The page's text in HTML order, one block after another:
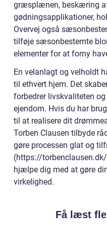
græsplænen, beskæring
gødningsapplikationer,
Overvej også
tilføje sæsonbestemte
elementer for at forny
En velanlagt og velholdt
til ethvert hjem. Det
forbedrer livskvaliteten
ejendom. Hvis du har
til at realisere dit
Torben Clausen tilbyde
gøre processen glat og
(https://
hjælpe dig med at gøre
virkelighed.
Få læst